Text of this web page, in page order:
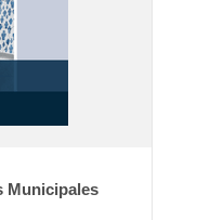
Municipales